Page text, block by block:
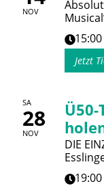
NOV
Jetzt
SA
28
NOV
DIE